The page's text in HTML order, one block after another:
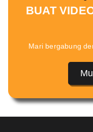
BUAT
Mari bergabung